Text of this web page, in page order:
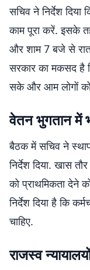
सचिव ने निर्देश दिया
काम पूरा करें. इसके
और शाम 7 बजे से
सरकार का मकसद है
सके और आम लोगों को
वेतन भुगतान में
बैठक में सचिव ने
निर्देश दिया. खास
को प्राथमिकता देने
निर्देश दिया है कि
चाहिए.
राजस्व